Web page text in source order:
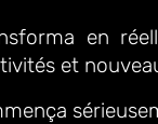
en
et